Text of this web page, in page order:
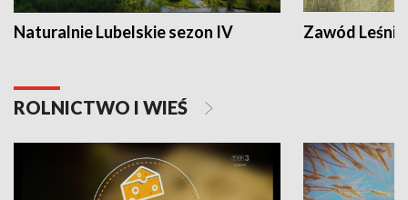
Naturalnie Lubelskie sezon IV Zawód Leśnik
ROLNICTWO I WIEŚ